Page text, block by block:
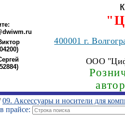
400001г.
ООО
09. Аксессуары и носители для
прайсе: